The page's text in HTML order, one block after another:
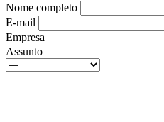
Nome completo
E-mail
Empresa
Assunto